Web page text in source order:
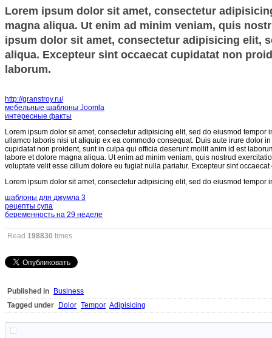
Lorem ipsum dolor sit amet, consectetur
magna aliqua. Ut enim ad minim veniam, quis
ipsum dolor sit amet, consectetur adipisicing elit,
aliqua. Excepteur sint occaecat cupidatat non
laborum.
http://granstroy.ru/
мебельные шаблоны Joomla
интересные факты
Lorem ipsum dolor sit amet, consectetur adipisicing elit, sed do eiusmod
ullamco laboris nisi ut aliquip ex ea commodo consequat. Duis aute irure dolor
cupidatat non proident, sunt in culpa qui officia deserunt mollit anim id est
labore et dolore magna aliqua. Ut enim ad minim veniam, quis nostrud
voluptate velit esse cillum dolore eu fugiat nulla pariatur. Excepteur sint
Lorem ipsum dolor sit amet, consectetur adipisicing elit, sed do eiusmod
шаблоны для джумла 3
рецепты супа
беременность на 29 неделе
Read 198830 times
Published in
Business
Tagged under
Dolor Tempor Adipisicing